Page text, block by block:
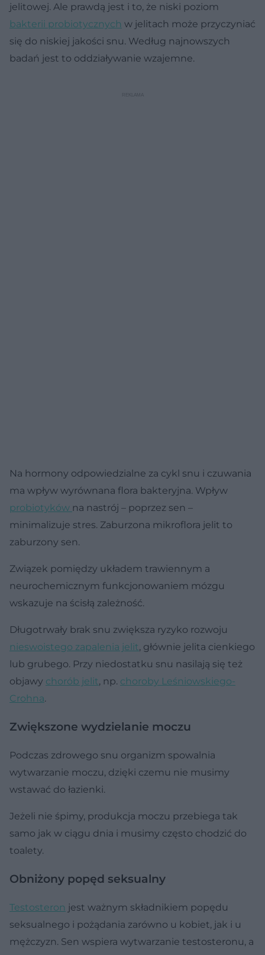
jelitowej. Ale prawdą jest i to, że niski poziom
bakterii probiotycznych w jelitach może przyczyniać
się do niskiej jakości snu. Według najnowszych
badań jest to oddziaływanie wzajemne.
Na hormony odpowiedzialne za cykl snu i czuwania
ma wpływ wyrównana flora bakteryjna. Wpływ
probiotyków na nastrój – poprzez sen –
minimalizuje stres. Zaburzona mikroflora jelit to
zaburzony sen.
Związek pomiędzy układem trawiennym a
neurochemicznym funkcjonowaniem mózgu
wskazuje na ścisłą zależność.
Długotrwały brak snu zwiększa ryzyko rozwoju
nieswoistego zapalenia jelit, głównie jelita cienkiego
lub grubego. Przy niedostatku snu nasilają się też
objawy chorób jelit, np. choroby Leśniowskiego-
Crohna.
Zwiększone wydzielanie moczu
Podczas zdrowego snu organizm spowalnia
wytwarzanie moczu, dzięki czemu nie musimy
wstawać do łazienki.
Jeżeli nie śpimy, produkcja moczu przebiega tak
samo jak w ciągu dnia i musimy często chodzić do
toalety.
Obniżony popęd seksualny
Testosteron jest ważnym składnikiem popędu
seksualnego i pożądania zarówno u kobiet, jak i u
mężczyzn. Sen wspiera wytwarzanie testosteronu, a